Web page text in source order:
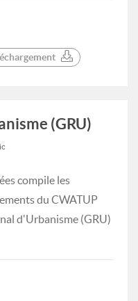
(GRU)
compile les
du CWATUP
d'Urbanisme (GRU)